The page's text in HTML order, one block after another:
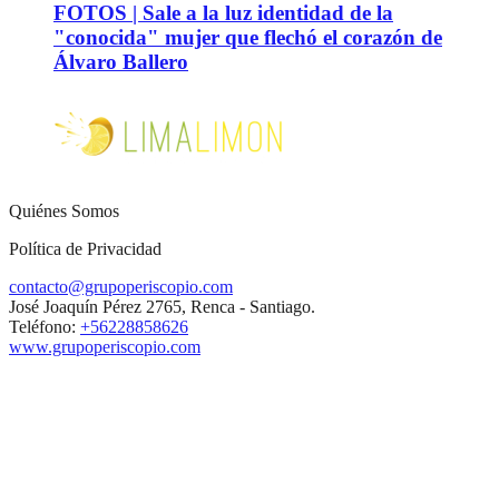
FOTOS | Sale a la luz identidad de la
"conocida" mujer que flechó el corazón de
Álvaro Ballero
Quiénes Somos
Política de Privacidad
contacto@grupoperiscopio.com
José Joaquín Pérez 2765, Renca - Santiago.
Teléfono: +56228858626
www.grupoperiscopio.com